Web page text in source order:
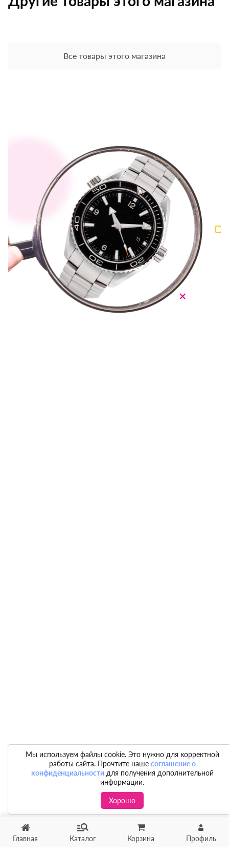
Главная Каталог Корзина Профиль
Все товары этого магазина
Мы используем файлы cookie. Это нужно для корректной
работы сайта. Прочтите наше соглашение о
конфиденциальностидля получения дополнительной
информации.
Хорошо